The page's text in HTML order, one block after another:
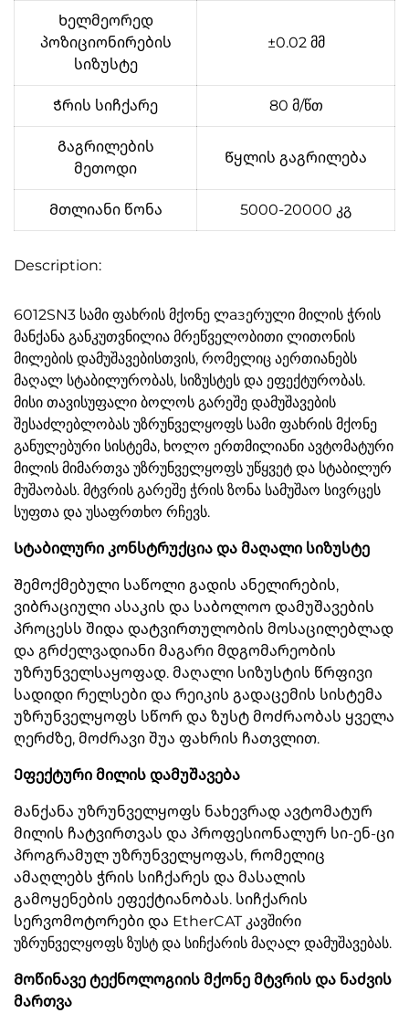
Ხელმეორედ
პოზიციონირების
სიზუსტე
±0.02 მმ
Ჭრის სიჩქარე 80 მ/წთ
Გაგრილების
მეთოდი
Წყლის გაგრილება
Მთლიანი წონა 5000-20000 კგ
Description:
6012SN3 სამი ფახრის მქონე ლазერული მილის ჭრის
მანქანა განკუთვნილია მრეწველობითი ლითონის
მილების დამუშავებისთვის, რომელიც აერთიანებს
მაღალ სტაბილურობას, სიზუსტეს და ეფექტურობას.
მისი თავისუფალი ბოლოს გარეშე დამუშავების
შესაძლებლობას უზრუნველყოფს სამი ფახრის მქონე
განულებური სისტემა, ხოლო ერთმილიანი ავტომატური
მილის მიმართვა უზრუნველყოფს უწყვეტ და სტაბილურ
მუშაობას. მტვრის გარეშე ჭრის ზონა სამუშაო სივრცეს
სუფთა და უსაფრთხო რჩევს.
Სტაბილური კონსტრუქცია და მაღალი სიზუსტე
Შემოქმებული საწოლი გადის ანელირების,
ვიბრაციული ასაკის და საბოლოო დამუშავების
პროცესს შიდა დატვირთულობის მოსაცილებლად
და გრძელვადიანი მაგარი მდგომარეობის
უზრუნველსაყოფად. მაღალი სიზუსტის წრფივი
სადიდი რელსები და რეიკის გადაცემის სისტემა
უზრუნველყოფს სწორ და ზუსტ მოძრაობას ყველა
ღერძზე, მოძრავი შუა ფახრის ჩათვლით.
Ეფექტური მილის დამუშავება
Მანქანა უზრუნველყოფს ნახევრად ავტომატურ
მილის ჩატვირთვას და პროფესიონალურ სი-ენ-ცი
პროგრამულ უზრუნველყოფას, რომელიც
ამაღლებს ჭრის სიჩქარეს და მასალის
გამოყენების ეფექტიანობას. სიჩქარის
სერვომოტორები და EtherCAT კავშირი
უზრუნველყოფს ზუსტ და სიჩქარის მაღალ დამუშავებას.
Მოწინავე ტექნოლოგიის მქონე მტვრის და ნაძვის
მართვა